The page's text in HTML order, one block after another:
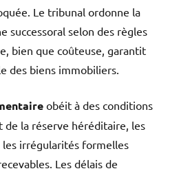
Le tribunal ordonne la
successoral selon des règles
bien que coûteuse, garantit
des biens immobiliers.
obéit à des conditions
de la réserve héréditaire, les
irrégularités formelles
Les délais de